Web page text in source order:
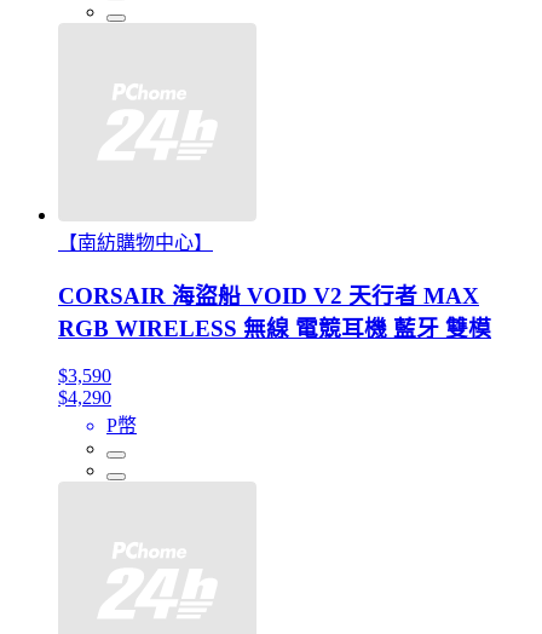
【南紡購物中心】
CORSAIR 海盜船 VOID V2 天行者 MAX
RGB WIRELESS 無線 電競耳機 藍牙 雙模
$3,590
$4,290
P幣